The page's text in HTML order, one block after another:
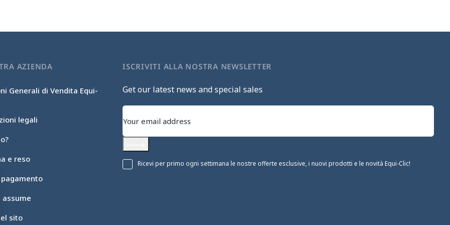
AZIENDA
Generali di Vendita Equi-
legali
e reso
assume
sito
ISCRIVITI ALLA NOSTRA NEWSLETTER
Get our latest news and special sales
Ricevi per primo ogni settimana le nostre offerte esclusive, i nuovi prodotti e le novità Equi-Clic!